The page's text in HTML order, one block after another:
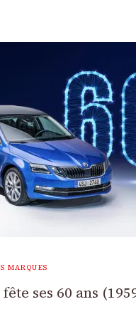
MARQUES
ses 60 ans